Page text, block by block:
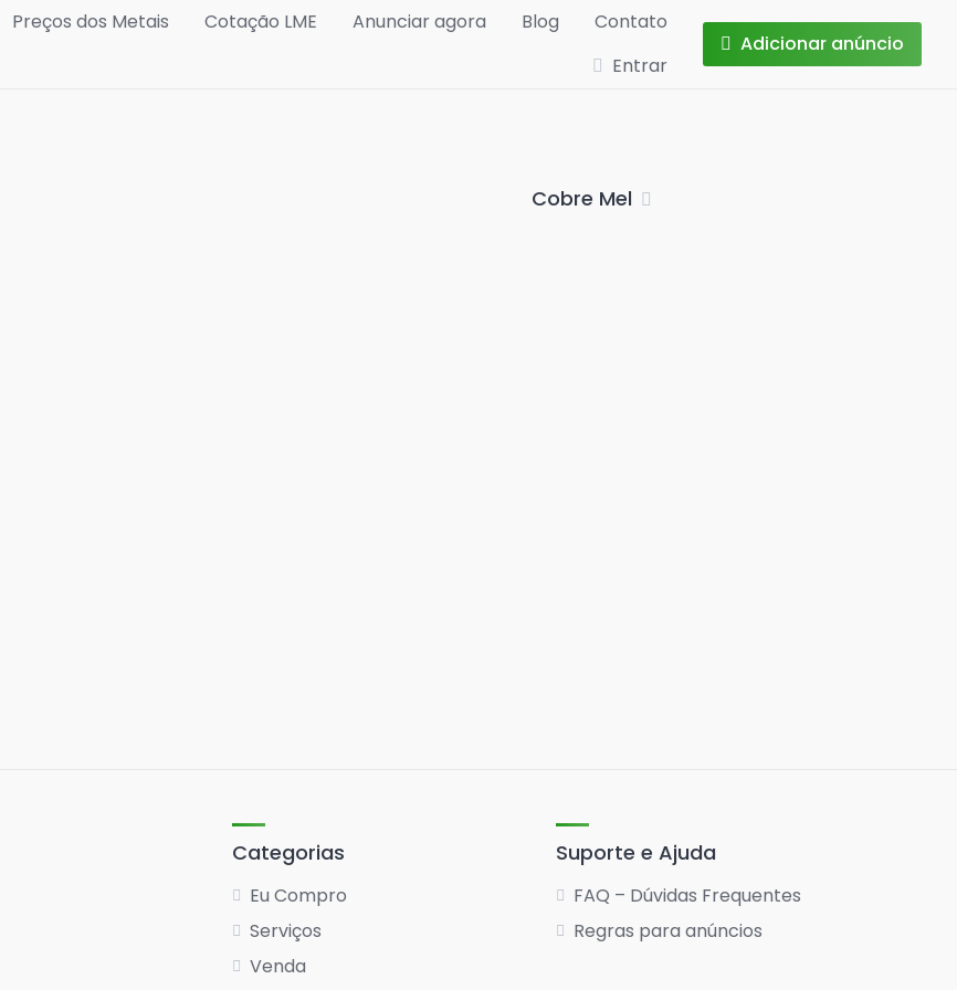
Preços dos Metais Cotação LME Anunciar agora Blog
Contato
Entrar
Adicionar anúncio
Cobre Mel
Categorias
Eu Compro
Serviços
Venda
Suporte e Ajuda
FAQ – Dúvidas Frequentes
Regras para anúncios